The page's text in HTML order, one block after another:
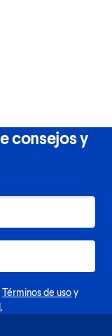
consejos y
Términos de usoy
.